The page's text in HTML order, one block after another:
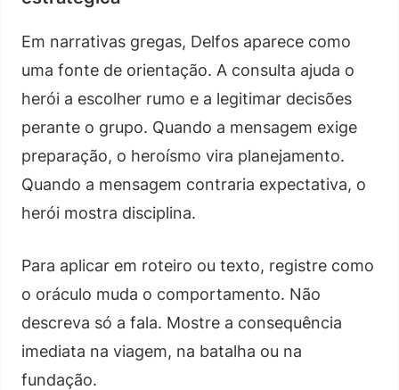
Em narrativas gregas, Delfos aparece como
uma fonte de orientação. A consulta ajuda o
herói a escolher rumo e a legitimar decisões
perante o grupo. Quando a mensagem exige
preparação, o heroísmo vira planejamento.
Quando a mensagem contraria expectativa, o
herói mostra disciplina.
Para aplicar em roteiro ou texto, registre como
o oráculo muda o comportamento. Não
descreva só a fala. Mostre a consequência
imediata na viagem, na batalha ou na
fundação.